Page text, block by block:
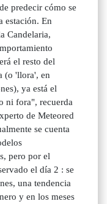
predecir cómo se
estación. En
Candelaria,
el resto del
(o 'llora', en
ya está el
ni fora", recuerda
de Meteored
se cuenta
pero por el
el día 2 : se
una tendencia
y en los meses